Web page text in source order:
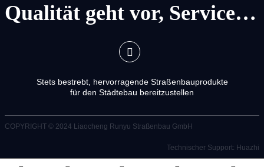
Qualität geht vor, Service geht vor
Stets bestrebt, hervorragende Straßenbauprodukte
für den Städtebau bereitzustellen
COPYRIGHT © 2024 Liaocheng Runyu Straßenbau GmbH
Technischer Support: Huazhi